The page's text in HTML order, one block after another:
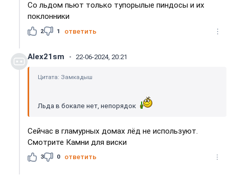
Со льдом пьют только тупорылые пиндосы и их
поклонники
2 1 ответить
Alex21sm 22-06-2024, 20:21
Цитата: Замкадыш
Льда в бокале нет, непорядок
Сейчас в гламурных домах лёд не используют.
Смотрите Камни для виски
3 0 ответить